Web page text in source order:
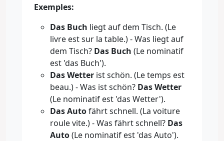
Exemples:
Das Buch liegt auf dem Tisch. (Le
livre est sur la table.) - Was liegt auf
dem Tisch? Das Buch (Le nominatif
est 'das Buch').
Das Wetter ist schön. (Le temps est
beau.) - Was ist schön? Das Wetter
(Le nominatif est 'das Wetter').
Das Autofährt schnell. (La voiture
roule vite.) - Was fährt schnell? Das
Auto(Le nominatif est 'das Auto').